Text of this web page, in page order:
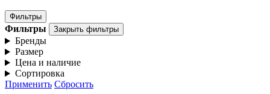
Фильтры
Фильтры Закрыть фильтры
Бренды
Размер
Цена и наличие
Сортировка
Применить Сбросить